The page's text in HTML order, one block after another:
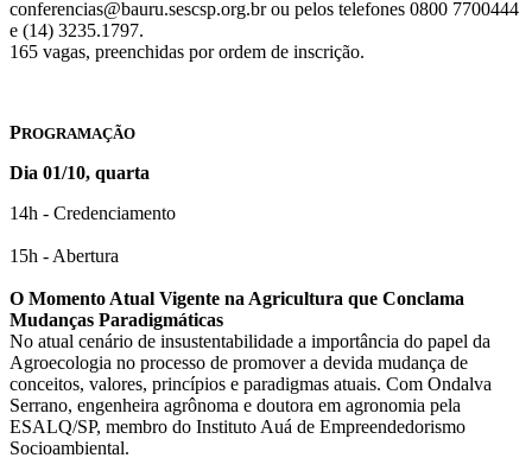
conferencias@bauru.sescsp.org.br ou pelos telefones 0800 7700444
e (14) 3235.1797.
165 vagas, preenchidas por ordem de inscrição.
PROGRAMAÇÃO
Dia 01/10, quarta
14h - Credenciamento
15h - Abertura
O Momento Atual Vigente na Agricultura que Conclama
Mudanças Paradigmáticas
No atual cenário de insustentabilidade a importância do papel da
Agroecologia no processo de promover a devida mudança de
conceitos, valores, princípios e paradigmas atuais. Com Ondalva
Serrano, engenheira agrônoma e doutora em agronomia pela
ESALQ/SP, membro do Instituto Auá de Empreendedorismo
Socioambiental.